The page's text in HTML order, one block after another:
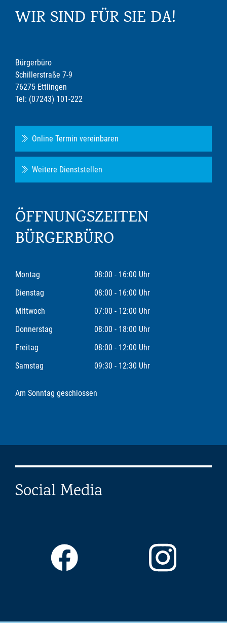
WIR SIND FÜR SIE DA!
Bürgerbüro
Schillerstraße 7-9
76275 Ettlingen
Tel: (07243) 101-222
Online Termin vereinbaren
Weitere Dienststellen
ÖFFNUNGSZEITEN
BÜRGERBÜRO
Montag
08:00 - 16:00 Uhr
Dienstag
08:00 - 16:00 Uhr
Mittwoch
07:00 - 12:00 Uhr
Donnerstag
08:00 - 18:00 Uhr
Freitag
08:00 - 12:00 Uhr
Samstag
09:30 - 12:30 Uhr
Am Sonntag geschlossen
Social Media